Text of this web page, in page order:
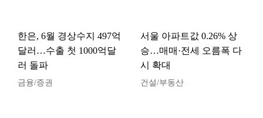
한은, 6월 경상수지 497억
달러…수출 첫 1000억달
러 돌파
금융/증권
서울 아파트값 0.26% 상
승…매매·전세 오름폭 다
시 확대
건설/부동산